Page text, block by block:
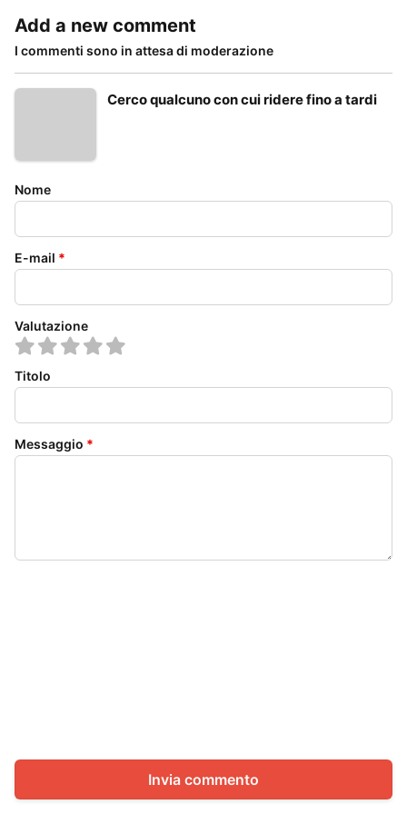
Add a new comment
I commenti sono in attesa di moderazione
Cerco qualcuno con cui ridere fino a tardi
Nome
E-mail *
Valutazione
Titolo
Messaggio *
Invia commento